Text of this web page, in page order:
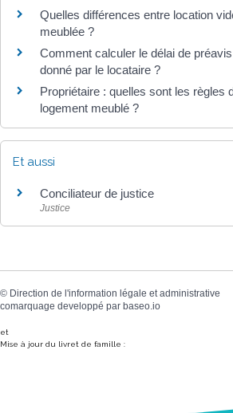
Quelles différences entre location
meublée ?
Comment calculer le délai de
donné par le locataire ?
Propriétaire : quelles sont les règles
logement meublé ?
Et aussi
Conciliateur de justice
Justice
© Direction de l'information légale et administrative
comarquage developpé par baseo.io
et
Mise à jour du livret de famille :